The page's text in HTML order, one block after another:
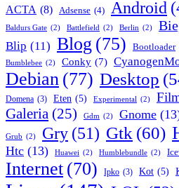
ACTA (8) Adsense (4) Android
Baldurs Gate (2) Battlefield (2) Berlin (2)
Blip (11) Blog (75) Bootloader
Bumblebee (2) Conky (7)
Debian (77) Desktop
Domena (3) Eten (5) Experimental (2)
Galeria (25) Gdm (2) Gnome
Grub (2) Gry (51) Gtk (60)
Htc (13) Huawei (2) Humblebundle (2)
Internet (70) Ipko (3) Kot (5)